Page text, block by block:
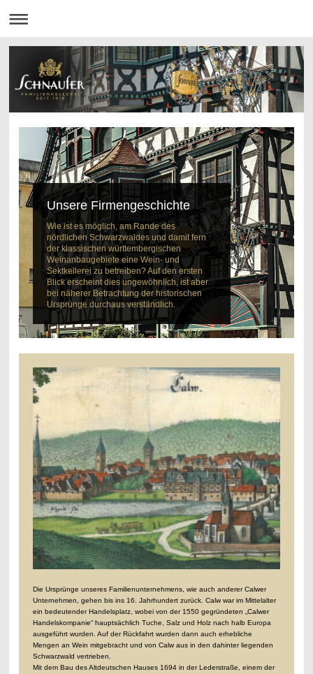
Unsere Firmengeschichte
Wie ist es möglich, am Rande des
nördlichen Schwarzwaldes und damit fern
der klassischen württembergischen
Weinanbaugebiete eine Wein- und
Sektkellerei zu betreiben? Auf den ersten
Blick erscheint dies ungewöhnlich, ist aber
bei näherer Betrachtung der historischen
Ursprünge durchaus verständlich.
Die Ursprünge unseres Familienunternehmens, wie auch anderer Calwer
Unternehmen, gehen bis ins 16. Jahrhundert zurück. Calw war im Mittelalter
ein bedeutender Handelsplatz, wobei von der 1550 gegründeten „Calwer
Handelskompanie“ hauptsächlich Tuche, Salz und Holz nach halb Europa
ausgeführt wurden. Auf der Rückfahrt wurden dann auch erhebliche
Mengen an Wein mitgebracht und von Calw aus in den dahinter liegenden
Schwarzwald vertrieben.
Mit dem Bau des Altdeutschen Hauses 1694 in der Lederstraße, einem der